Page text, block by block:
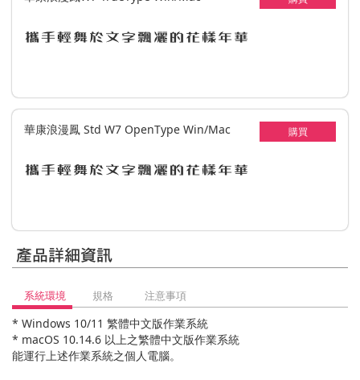
攜手輕舞於文字飄灑的花樣年華
華康浪漫鳳 Std W7 OpenType Win/Mac 購買
攜手輕舞於文字飄灑的花樣年華
產品詳細資訊
系統環境 規格 注意事項
* Windows 10/11 繁體中文版作業系統
* macOS 10.14.6 以上之繁體中文版作業系統
能運行上述作業系統之個人電腦。